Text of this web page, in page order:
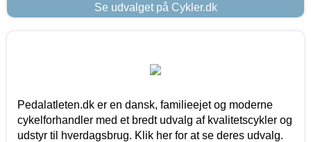
Se udvalget på Cykler.dk
Pedalatleten.dk er en dansk, familieejet og moderne
cykelforhandler med et bredt udvalg af kvalitetscykler og
udstyr til hverdagsbrug. Klik her for at se deres udvalg.